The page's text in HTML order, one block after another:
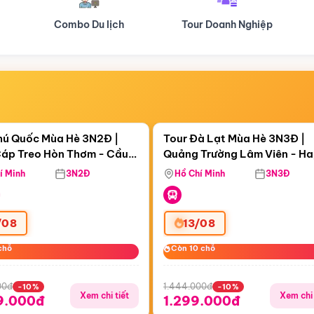
Tour Doanh Nghiệp Du lịch Hành Hương
18:46:17
Treo Hòn Thơm
Quốc Mùa Hè 3N2Đ |
Treo Hòn Thơm - Cầu
Viên Nước Aquatopia
Minh 3N2Đ
-10%
Xem chi tiết
Còn05 ngày 18:46:17
Tour Đà Lạt Mùa Hè 3N3Đ |
Quảng Trường Lâm Viên -
Hill - Puppy Farm
Hồ Chí Minh 3N3Đ
13/08
Còn 10 chỗ
Còn 10 chỗ
1.444.000đ -10%
1.299.000đ Xem